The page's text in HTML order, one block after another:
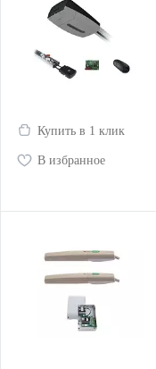
Купить в 1 клик
В избранное